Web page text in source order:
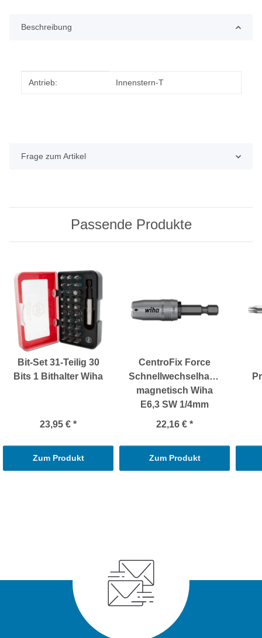
Beschreibung
Produkteigenschaft
Wert
Antrieb: Innenstern-T
Frage zum Artikel
Passende Produkte
Bit-Set 31-Teilig 30
Bits 1 Bithalter Wiha
23,95 € *
Zum Produkt
CentroFix Force
Schnellwechselhalter
magnetisch Wiha
E6,3 SW 1/4mm
22,16 € *
Zum Produkt